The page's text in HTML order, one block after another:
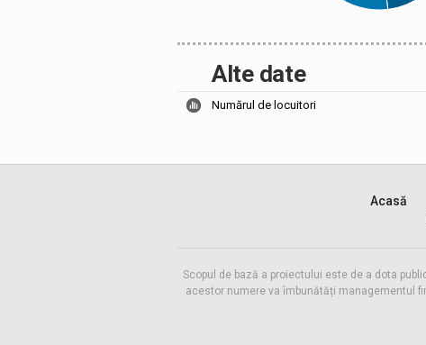
Alte date
Numărul de locuitori
Acasă
Scopul de bază a proiectului este de a dota
acestor numere va îmbunătăți managementul